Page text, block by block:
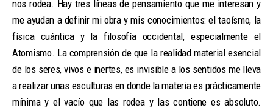
nos rodea. Hay tres líneas de pensamiento que me interesan y
me ayudan a definir mi obra y mis conocimientos: el taoísmo, la
física cuántica y la filosofía occidental, especialmente el
Atomismo. La comprensión de que la realidad material esencial
de los seres, vivos e inertes, es invisible a los sentidos me lleva
a realizar unas esculturas en donde la materia es prácticamente
mínima y el vacío que las rodea y las contiene es absoluto.